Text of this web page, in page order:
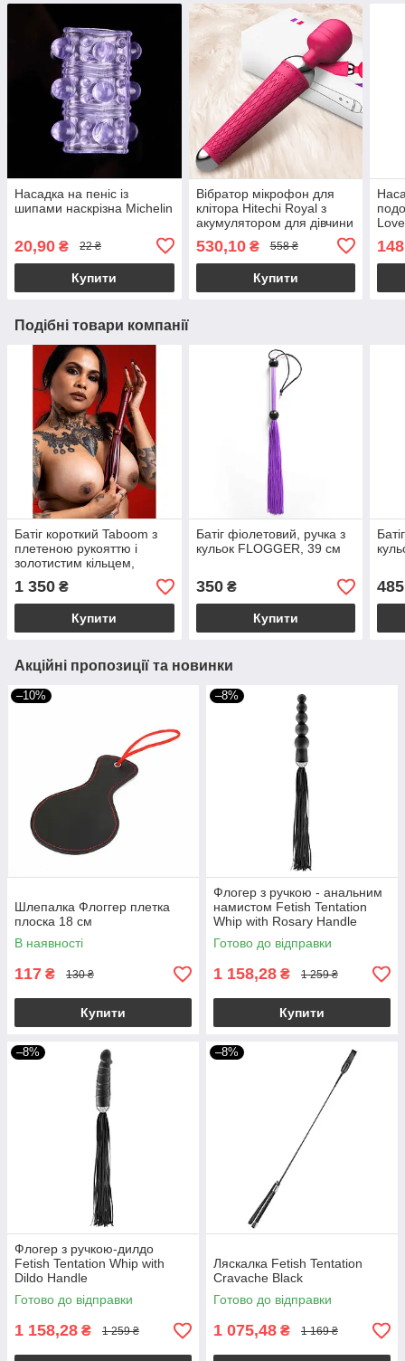
Насадка на пеніс із
шипами наскрізна Michelin
20,90 ₴ 22 ₴
Купити
Вібратор мікрофон для
клітора Hitechi Royal з
акумулятором для дівчини
530,10₴ 558 ₴
Купити
Подібні товари компанії
Батіг короткий Taboom з
плетеною рукояттю і
золотистим кільцем,
червоний
1 350 ₴
Купити
Батіг фіолетовий, ручка з
кульок FLOGGER, 39 см
350₴
Купити
485
Акційні пропозиції та новинки
–10%
Шлепалка Флоггер плетка
плоска 18 см
В наявності
117 ₴ 130 ₴
Купити
–8%
Флогер з ручкою - анальним
намистом Fetish Tentation
Whip with Rosary Handle
Готово до відправки
1 158,28 ₴ 1 259 ₴
Купити
–8%
Флогер з ручкою-дилдо
Fetish Tentation Whip with
Dildo Handle
Готово до відправки
1 158,28 ₴ 1 259 ₴
–8%
Ляскалка Fetish Tentation
Cravache Black
Готово до відправки
1 075,48 ₴ 1 169 ₴